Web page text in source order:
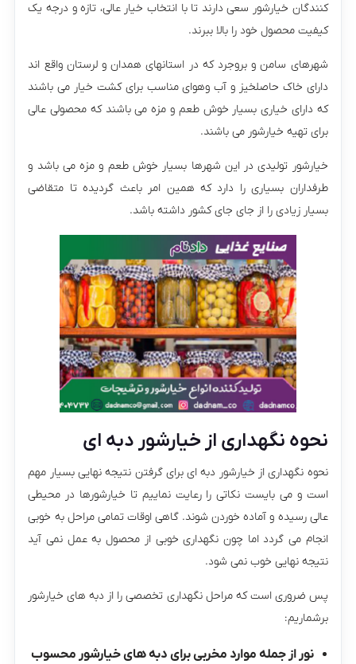
کنندگان خیارشور سعی دارند تا با انتخاب خیار عالی، تازه و درجه یک
کیفیت محصول خود را بالا ببرند.
شهرهای سامن و بروجرد که در استانهای همدان و لرستان واقع اند
دارای خاک حاصلخیز و آب وهوای مناسب برای کشت خیار می باشند
که دارای خیاری بسیار خوش طعم و مزه می باشند که محصولی عالی
برای تهیه خیارشور می باشند.
خیارشور تولیدی در این شهرها بسیار خوش طعم و مزه می باشد و
طرفداران بسیاری را دارد که همین امر باعث گردیده تا متقاضی
بسیار زیادی را از جای جای کشور داشته باشد.
نحوه نگهداری از خیارشور دبه ای
نحوه نگهداری از خیارشور دبه ای برای گرفتن نتیجه نهایی بسیار مهم
است و می بایست نکاتی را رعایت نماییم تا خیارشورها در محیطی
عالی رسیده و آماده خوردن شوند. گاهی اوقات تمامی مراحل به خوبی
انجام می گردد اما چون نگهداری خوبی از محصول به عمل نمی آید
نتیجه نهایی خوب نمی شود.
پس ضروری است که مراحل نگهداری تخصصی را از دبه های خیارشور
برشماریم:
نور از جمله موارد مخربی برای دبه های خیارشور محسوب